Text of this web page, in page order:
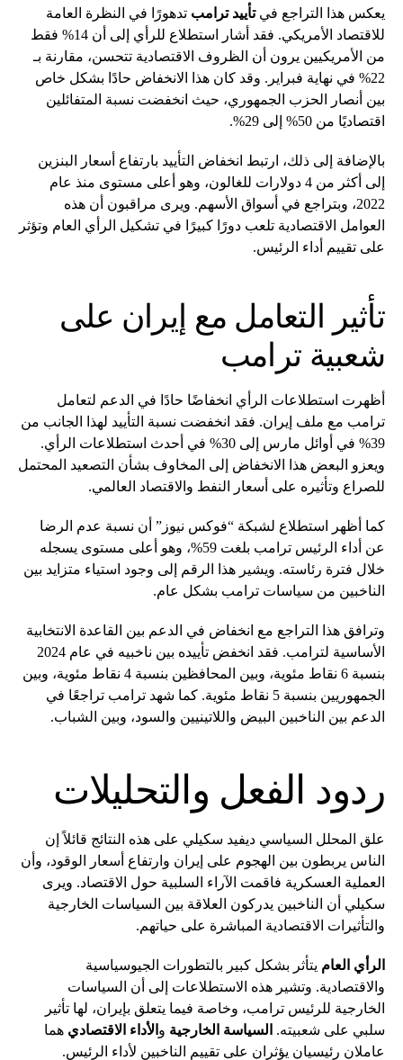
يعكس هذا التراجع فيتأييد ترامب تدهورًا في النظرة العامة
للاقتصاد الأمريكي. فقد أشار استطلاع للرأي إلى أن 14% فقط
من الأمريكيين يرون أن الظروف الاقتصادية تتحسن، مقارنة بـ
22% في نهاية فبراير. وقد كان هذا الانخفاض حادًا بشكل خاص
بين أنصار الحزب الجمهوري، حيث انخفضت نسبة المتفائلين
اقتصاديًا من 50% إلى 29%.
بالإضافة إلى ذلك، ارتبط انخفاض التأييد بارتفاع أسعار البنزين
إلى أكثر من 4 دولارات للغالون، وهو أعلى مستوى منذ عام
2022، وبتراجع في أسواق الأسهم. ويرى مراقبون أن هذه
العوامل الاقتصادية تلعب دورًا كبيرًا في تشكيل الرأي العام وتؤثر
على تقييم أداء الرئيس.
تأثير التعامل مع إيران على
شعبية ترامب
أظهرت استطلاعات الرأي انخفاضًا حادًا في الدعم لتعامل
ترامب مع ملف إيران. فقد انخفضت نسبة التأييد لهذا الجانب من
39% في أوائل مارس إلى 30% في أحدث استطلاعات الرأي.
ويعزو البعض هذا الانخفاض إلى المخاوف بشأن التصعيد المحتمل
للصراع وتأثيره على أسعار النفط والاقتصاد العالمي.
كما أظهر استطلاع لشبكة “فوكس نيوز” أن نسبة عدم الرضا
عن أداء الرئيس ترامب بلغت 59%، وهو أعلى مستوى يسجله
خلال فترة رئاسته. ويشير هذا الرقم إلى وجود استياء متزايد بين
الناخبين من سياسات ترامب بشكل عام.
وترافق هذا التراجع مع انخفاض في الدعم بين القاعدة الانتخابية
الأساسية لترامب. فقد انخفض تأييده بين ناخبيه في عام 2024
بنسبة 6 نقاط مئوية، وبين المحافظين بنسبة 4 نقاط مئوية، وبين
الجمهوريين بنسبة 5 نقاط مئوية. كما شهد ترامب تراجعًا في
الدعم بين الناخبين البيض واللاتينيين والسود، وبين الشباب.
ردود الفعل والتحليلات
علق المحلل السياسي ديفيد سكيلي على هذه النتائج قائلاً إن
الناس يربطون بين الهجوم على إيران وارتفاع أسعار الوقود، وأن
العملية العسكرية فاقمت الآراء السلبية حول الاقتصاد. ويرى
سكيلي أن الناخبين يدركون العلاقة بين السياسات الخارجية
والتأثيرات الاقتصادية المباشرة على حياتهم.
الرأي العام يتأثر بشكل كبير بالتطورات الجيوسياسية
والاقتصادية. وتشير هذه الاستطلاعات إلى أن السياسات
الخارجية للرئيس ترامب، وخاصة فيما يتعلق بإيران، لها تأثير
سلبي على شعبيته. السياسة الخارجية و الأداء الاقتصادي هما
عاملان رئيسيان يؤثران على تقييم الناخبين لأداء الرئيس.